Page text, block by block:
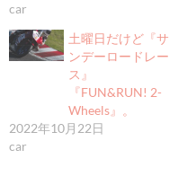
car
土曜日だけど『サ
ンデーロードレー
ス』
『FUN&RUN! 2-
Wheels』。
2022年10月22日
car